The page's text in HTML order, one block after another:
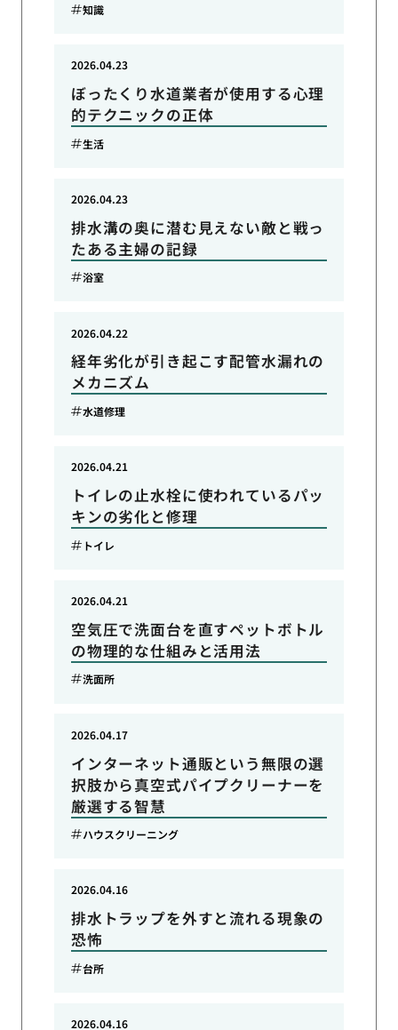
知識
ぼったくり水道業者が使用する心理
的テクニックの正体
2026.04.23
生活
排水溝の奥に潜む見えない敵と戦っ
たある主婦の記録
2026.04.23
浴室
経年劣化が引き起こす配管水漏れの
メカニズム
2026.04.22
水道修理
トイレの止水栓に使われているパッ
キンの劣化と修理
2026.04.21
トイレ
空気圧で洗面台を直すペットボトル
の物理的な仕組みと活用法
2026.04.21
洗面所
インターネット通販という無限の選
択肢から真空式パイプクリーナーを
厳選する智慧
2026.04.17
ハウスクリーニング
排水トラップを外すと流れる現象の
恐怖
2026.04.16
台所
2026.04.16